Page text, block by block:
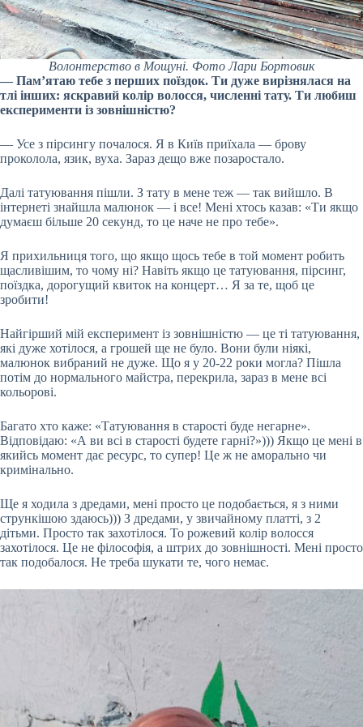
Волонтерство в Мощуні. Фото Лари Бортовик
— Пам’ятаю тебе з перших поїздок. Ти дуже вирізнялася на
тлі інших: яскравий колір волосся, численні тату. Ти любиш
експерименти із зовнішністю?
— Усе з пірсингу почалося. Я в Київ приїхала — брову
проколола, язик, вуха. Зараз дещо вже позаростало.
Далі татуювання пішли. З тату в мене теж — так вийшло. В
інтернеті знайшла малюнок — і все! Мені хтось казав: «Ти якщо
думаєш більше 20 секунд, то це наче не про тебе».
Я прихильниця того, що якщо щось тебе в той момент робить
щасливішим, то чому ні? Навіть якщо це татуювання, пірсинг,
поїздка, дорогущий квиток на концерт… Я за те, щоб це
зробити!
Найгірший мій експеримент із зовнішністю — це ті татуювання,
які дуже хотілося, а грошей ще не було. Вони були ніякі,
малюнок вибраний не дуже. Що я у 20-22 роки могла? Пішла
потім до нормального майстра, перекрила, зараз в мене всі
кольорові.
Багато хто каже: «Татуювання в старості буде негарне».
Відповідаю: «А ви всі в старості будете гарні?»))) Якщо це мені в
якийсь момент дає ресурс, то супер! Це ж не аморально чи
кримінально.
Ще я ходила з дредами, мені просто це подобається, я з ними
стрункішою здаюсь))) З дредами, у звичайному платті, з 2
дітьми. Просто так захотілося. То рожевий колір волосся
захотілося. Це не філософія, а штрих до зовнішності. Мені просто
так подобалося. Не треба шукати те, чого немає.